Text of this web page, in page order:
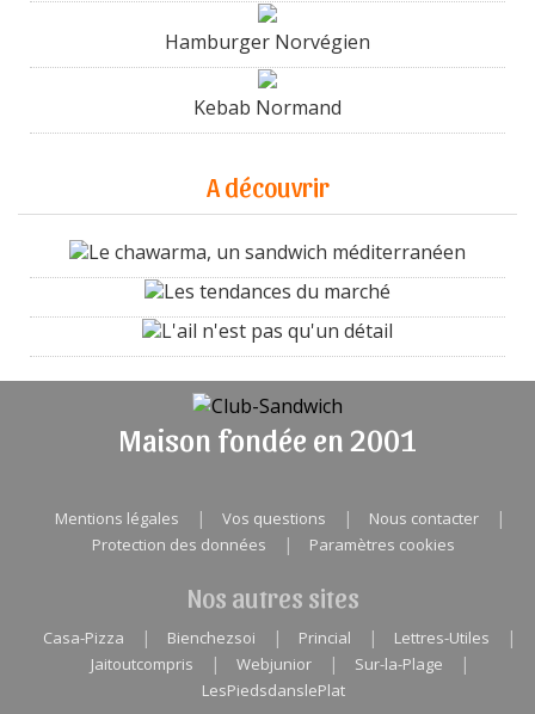
Hamburger Norvégien
Kebab Normand
A découvrir
Le chawarma, un sandwich méditerranéen
Les tendances du marché
L'ail n'est pas qu'un détail
Maison fondée en 2001
Mentions légales | Vos questions | Nous contacter |
Protection des données | Paramètres cookies
Nos autres sites
Casa-Pizza | Bienchezsoi | Princial | Lettres-Utiles |
Jaitoutcompris | Webjunior | Sur-la-Plage |
LesPiedsdanslePlat